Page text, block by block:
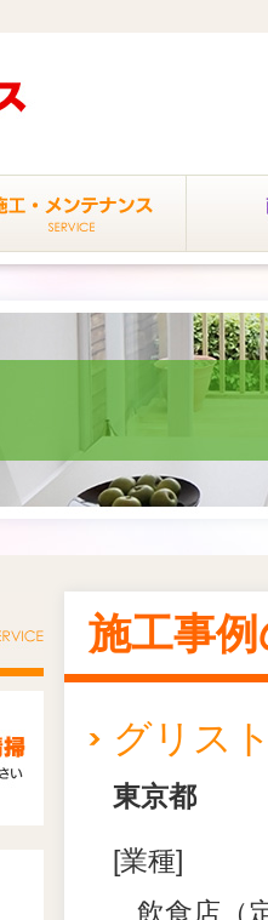
施工事
グリス
東京都
[業種]
飲食店（